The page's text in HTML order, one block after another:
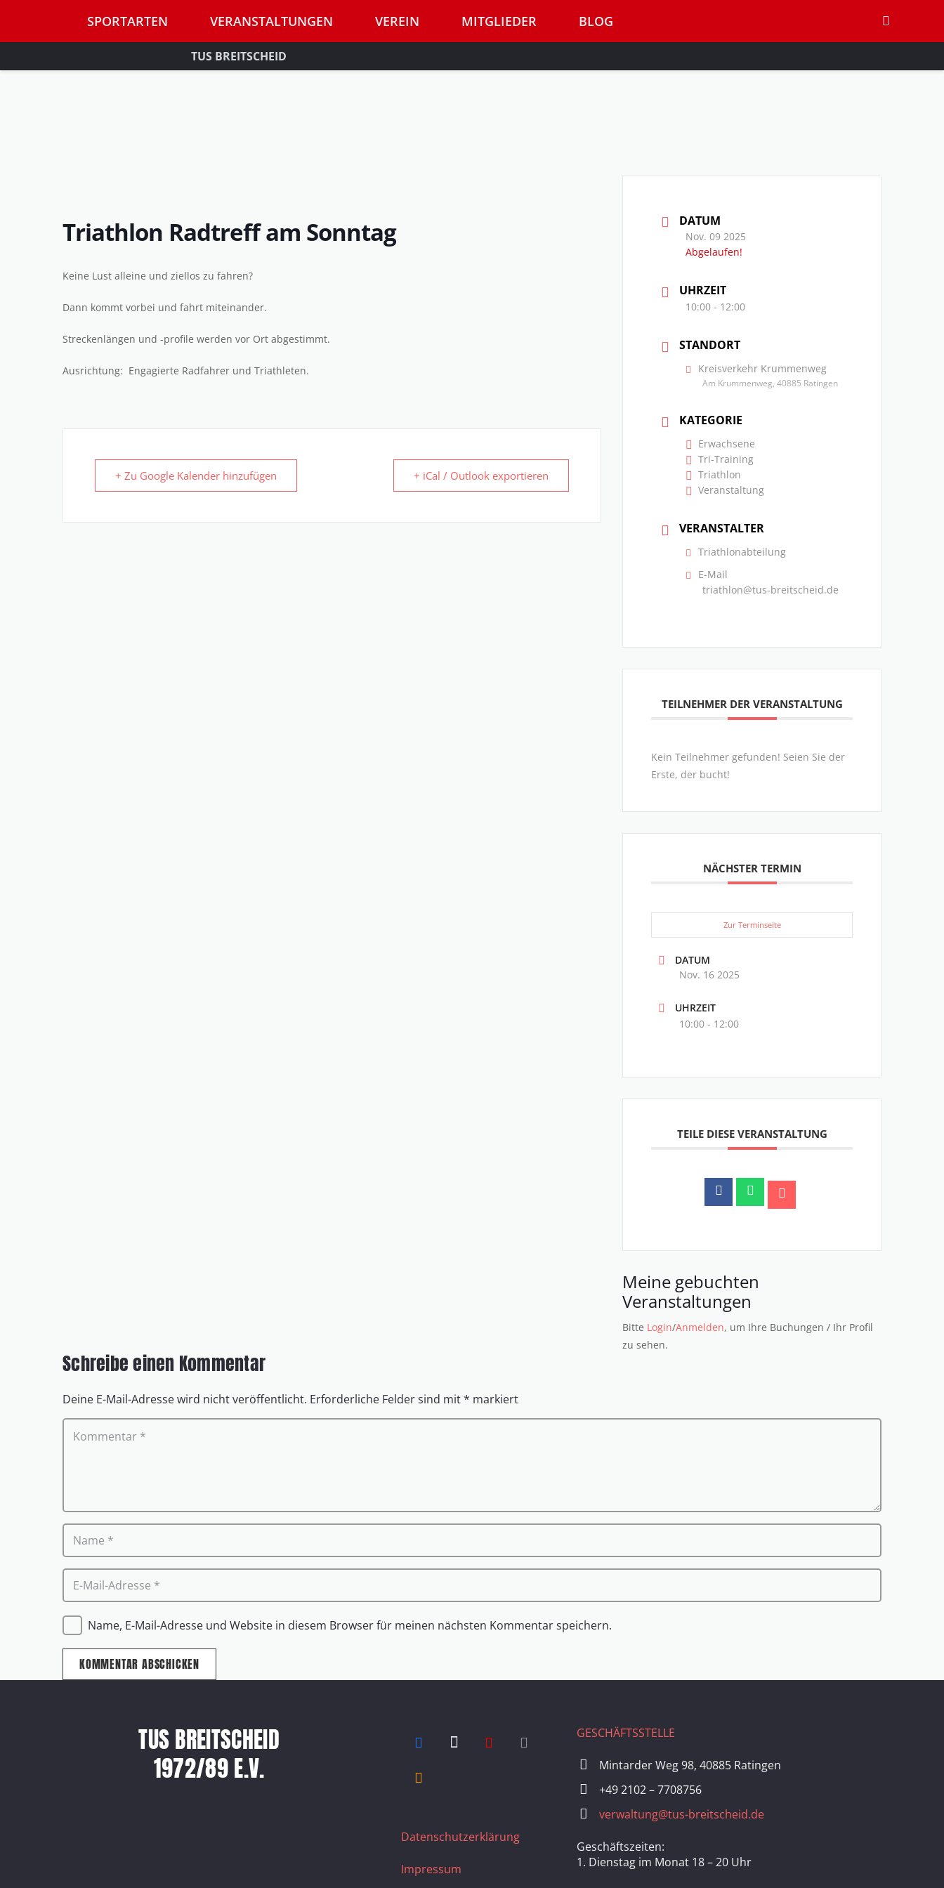
SPORTARTEN VERANSTALTUNGEN VEREIN MITGLIEDER BLOG
TUS BREITSCHEID
Triathlon Radtreff am Sonntag
Keine Lust alleine und ziellos zu fahren?
Dann kommt vorbei und fahrt miteinander.
Streckenlängen und -profile werden vor Ort abgestimmt.
Ausrichtung: Engagierte Radfahrer und Triathleten.
+ Zu Google Kalender hinzufügen + iCal / Outlook exportieren
DATUM
Nov. 09 2025
Abgelaufen!
UHRZEIT
10:00 - 12:00
STANDORT
Kreisverkehr Krummenweg
Am Krummenweg, 40885 Ratingen
KATEGORIE
Erwachsene
Tri-Training
Triathlon
Veranstaltung
VERANSTALTER
Triathlonabteilung
E-Mail
triathlon@tus-breitscheid.de
TEILNEHMER DER VERANSTALTUNG
Kein Teilnehmer gefunden! Seien Sie der
Erste, der bucht!
NÄCHSTER TERMIN
Zur Terminseite
DATUM
Nov. 16 2025
UHRZEIT
10:00 - 12:00
TEILE DIESE VERANSTALTUNG
Meine gebuchten
Veranstaltungen
Bitte Login/Anmelden, um Ihre Buchungen / Ihr Profil
zu sehen.
Schreibe einen Kommentar
Deine E-Mail-Adresse wird nicht veröffentlicht. Erforderliche Felder sind mit* markiert
Name, E-Mail-Adresse und Website in diesem Browser für meinen nächsten Kommentar speichern.
KOMMENTAR ABSCHICKEN
TUS BREITSCHEID
1972/89 E.V.
Datenschutzerklärung
Impressum
GESCHÄFTSSTELLE
Mintarder Weg 98, 40885 Ratingen
+49 2102 – 7708756
verwaltung@tus-breitscheid.de
Geschäftszeiten:
1. Dienstag im Monat 18 – 20 Uhr